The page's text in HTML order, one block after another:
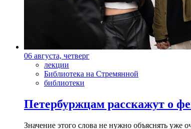
06 августа, четверг
лекции
Библиотека на Стремянной
библиотеки
Петербуржцам расскажут о
Значение этого слова не нужно объяснять